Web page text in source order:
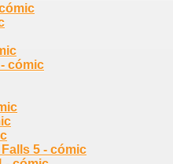
cómic
5 - cómic